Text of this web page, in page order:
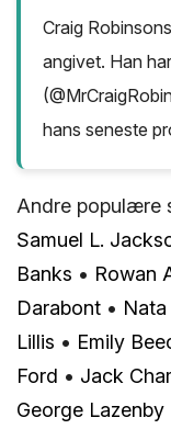
Craig
angivet. Han
hans seneste
Andre populære
Samuel L.
Banks • Rowan
Darabont •
Lillis • Emily
Ford • Jack
George Lazenby